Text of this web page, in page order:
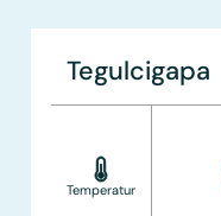
Tegulcigapa
Temperatur